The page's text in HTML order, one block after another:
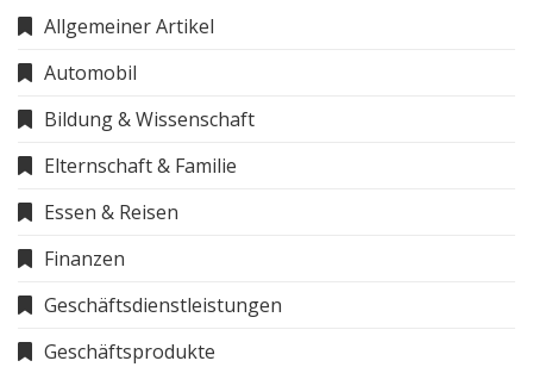
Allgemeiner Artikel
Automobil
Bildung & Wissenschaft
Elternschaft & Familie
Essen & Reisen
Finanzen
Geschäftsdienstleistungen
Geschäftsprodukte